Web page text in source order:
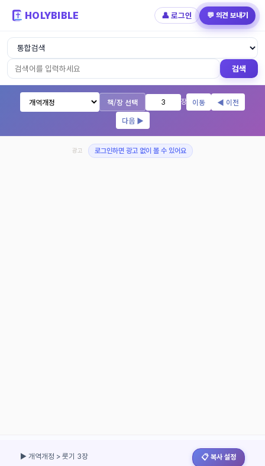
HOLYBIBLE 👤 로그인 💬 의견 보내기
성경읽기 - 개역개정 개역한글 NIV KJV
검색
책/장 선택 장 이동
◀ 이전
다음 ▶
광고 로그인하면 광고 없이 볼 수 있어요
▶ 개역개정 > 룻기 3장 📋 복사 설정